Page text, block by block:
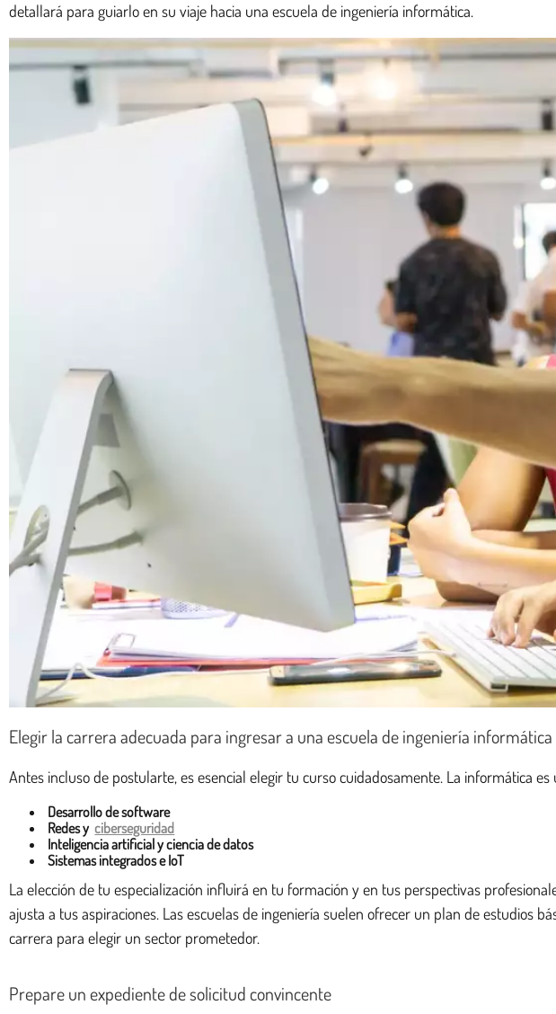
detallará para guiarlo en su viaje hacia una escuela de ingeniería informática.
Elegir la carrera adecuada para ingresar a una escuela de ingeniería informática
Antes incluso de postularte, es esencial elegir tu curso cuidadosamente. La informática
Desarrollo de software
Redes y ciberseguridad
Inteligencia artificial y ciencia de datos
Sistemas integrados e IoT
La elección de tu especialización influirá en tu formación y en tus perspectivas
ajusta a tus aspiraciones. Las escuelas de ingeniería suelen ofrecer un plan de estudios
carrera para elegir un sector prometedor.
Prepare un expediente de solicitud convincente